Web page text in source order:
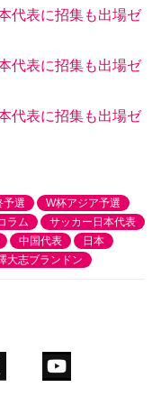
代表に招集も出場ゼ
代表に招集も出場ゼ
代表に招集も出場ゼ
予選
W杯アジア予選
ラム
サッカー日本代表
中国代表
日本
大志ブランドン